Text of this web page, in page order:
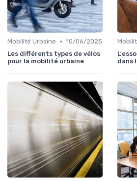
Mobilité Urbaine • 10/06/2025
Les différents types de vélos
pour la mobilité urbaine
dans